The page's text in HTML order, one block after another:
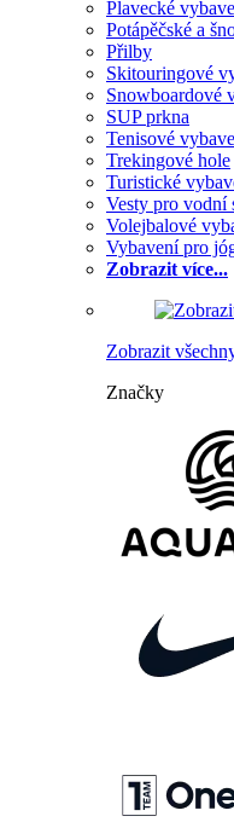
Plavecké
Potápěčské a
Přilby
Skitouringové
Snowboardové
SUP prkna
Tenisové
Trekingové hole
Turistické
Vesty pro vodní
Volejbalové
Vybavení pro
Zobrazit více...
Zobrazit
Značky